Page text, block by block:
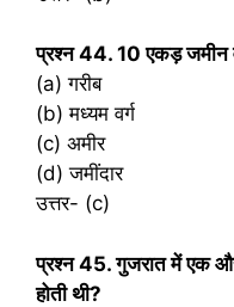
प्रश्‍न 44. 10 एकड़ जमीन
(a) गरीब
(b) मध्यम वर्ग
(c) अमीर
(d) जमींदार
उत्तर- (c)
प्रश्‍न 45. गुजरात में एक
होती थी?